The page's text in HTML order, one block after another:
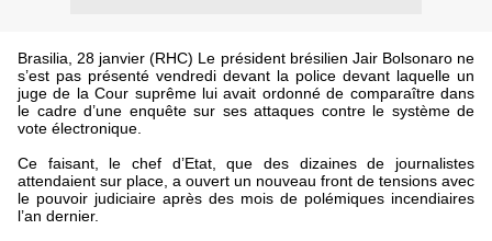
Brasilia, 28 janvier (RHC) Le président brésilien Jair Bolsonaro ne
s’est pas présenté vendredi devant la police devant laquelle un
juge de la Cour suprême lui avait ordonné de comparaître dans
le cadre d’une enquête sur ses attaques contre le système de
vote électronique.
Ce faisant, le chef d’Etat, que des dizaines de journalistes
attendaient sur place, a ouvert un nouveau front de tensions avec
le pouvoir judiciaire après des mois de polémiques incendiaires
l’an dernier.